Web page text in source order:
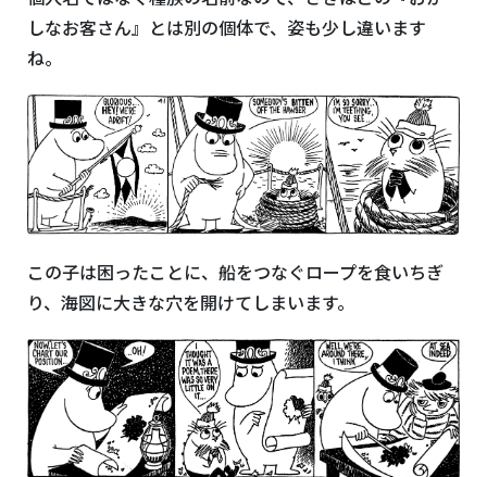
しなお客さん』とは別の個体で、姿も少し違います
ね。
この子は困ったことに、船をつなぐロープを食いちぎ
り、海図に大きな穴を開けてしまいます。